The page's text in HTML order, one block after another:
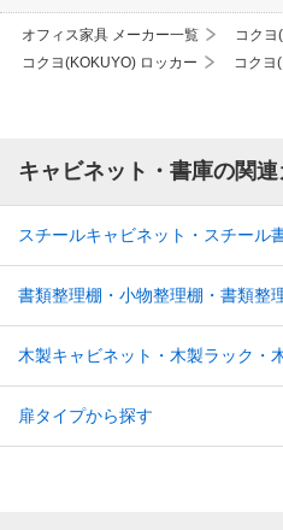
オフィス家具 メーカー一覧
コクヨ
コクヨ(KOKUYO) ロッカー
コクヨ
キャビネット・書庫の関
スチールキャビネット・スチール
書類整理棚・小物整理棚・書類整
木製キャビネット・木製ラック・
扉タイプから探す